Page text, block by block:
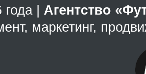
| Агентство
маркетинг,